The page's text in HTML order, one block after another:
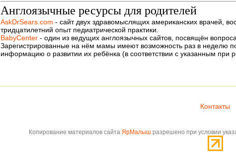
Англоязычные ресурсы для родителей
AskDrSears.com - сайт двух здравомыслящих американских врачей,
тридцатилетний опыт педиатрической практики.
BabyCenter - один из ведущих англоязычных сайтов, посвящён
Зарегистрированные на нём мамы имеют возможность раз в неделю
информацию о развитии их ребёнка (в соответствии с указанным при
Контакты
Копирование материалов сайта ЯрМалыш разрешено при условии